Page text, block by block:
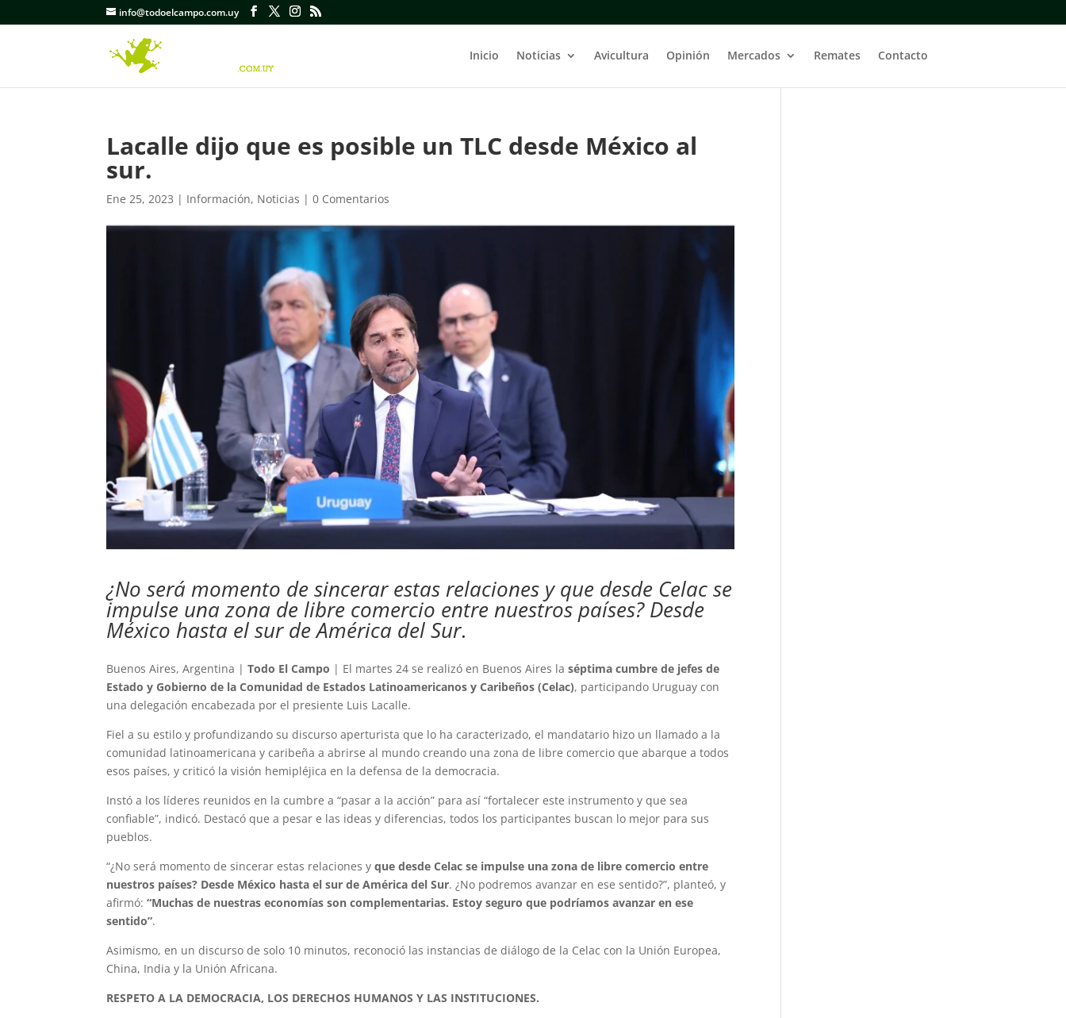
info@todoelcampo.com.uy
Inicio Noticias Avicultura Opinión Mercados Remates Contacto
Lacalle dijo que es posible un TLC desde México al
sur.
Ene 25, 2023 | Información, Noticias |0 Comentarios
¿No será momento de sincerar estas relaciones y que desde Celac se
impulse una zona de libre comercio entre nuestros países? Desde
México hasta el sur de América del Sur.
Buenos Aires, Argentina |Todo El Campo | El martes 24 se realizó en Buenos Aires laséptima cumbre de jefes de
Estado y Gobierno de la Comunidad de Estados Latinoamericanos y Caribeños (Celac), participando Uruguay con
una delegación encabezada por el presiente Luis Lacalle.
Fiel a su estilo y profundizando su discurso aperturista que lo ha caracterizado, el mandatario hizo un llamado a la
comunidad latinoamericana y caribeña a abrirse al mundo creando una zona de libre comercio que abarque a todos
esos países, y criticó la visión hemipléjica en la defensa de la democracia.
Instó a los líderes reunidos en la cumbre a “pasar a la acción” para así “fortalecer este instrumento y que sea
confiable”, indicó. Destacó que a pesar e las ideas y diferencias, todos los participantes buscan lo mejor para sus
pueblos.
“¿No será momento de sincerar estas relaciones yque desde Celac se impulse una zona de libre comercio entre
nuestros países? Desde México hasta el sur de América del Sur. ¿No podremos avanzar en ese sentido?”, planteó, y
afirmó:“Muchas de nuestras economías son complementarias. Estoy seguro que podríamos avanzar en ese
sentido”.
Asimismo, en un discurso de solo 10 minutos, reconoció las instancias de diálogo de la Celac con la Unión Europea,
China, India y la Unión Africana.
RESPETO A LA DEMOCRACIA, LOS DERECHOS HUMANOS Y LAS INSTITUCIONES.